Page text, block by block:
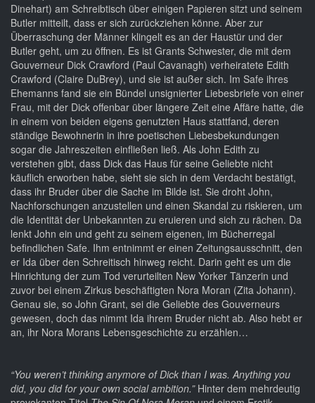
Dinehart) am Schreibtisch über einigen Papieren sitzt und seinem
Butler mitteilt, dass er sich zurückziehen könne. Aber zur
Überraschung der Männer klingelt es an der Haustür und der
Butler geht, um zu öffnen. Es ist Grants Schwester, die mit dem
Gouverneur Dick Crawford (Paul Cavanagh) verheiratete Edith
Crawford (Claire DuBrey), und sie ist außer sich. Im Safe ihres
Ehemanns fand sie ein Bündel unsignierter Liebesbriefe von einer
Frau, mit der Dick offenbar über längere Zeit eine Affäre hatte, die
in einem von beiden eigens genutzten Haus stattfand, deren
ständige Bewohnerin in ihre poetischen Liebesbekundungen
sogar die Jahreszeiten einfließen ließ. Als John Edith zu
verstehen gibt, dass Dick das Haus für seine Geliebte nicht
käuflich erworben habe, sieht sie sich in dem Verdacht bestätigt,
dass ihr Bruder über die Sache im Bilde ist. Sie droht John,
Nachforschungen anzustellen und einen Skandal zu riskieren, um
die Identität der Unbekannten zu eruieren und sich zu rächen. Da
lenkt John ein und geht zu seinem eigenen, im Bücherregal
befindlichen Safe. Ihm entnimmt er einen Zeitungsausschnitt, den
er Ida über den Schreitisch hinweg reicht. Darin geht es um die
Hinrichtung der zum Tod verurteilten New Yorker Tänzerin und
zuvor bei einem Zirkus beschäftigten Nora Moran (Zita Johann).
Genau sie, so John Grant, sei die Geliebte des Gouverneurs
gewesen, doch das nimmt Ida ihrem Bruder nicht ab. Also hebt er
an, ihr Nora Morans Lebensgeschichte zu erzählen…
“You weren’t thinking anymore of Dick than I was. Anything you
did, you did for your own social ambition.”Hinter dem mehrdeutig